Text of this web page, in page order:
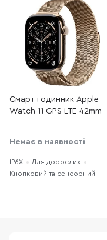
Смарт годинник Apple
Watch 11 GPS LTE 42mm -
(MF8Y4)
Немає в наявності
IP6X
Для дорослих
Кнопковий та сенсорний